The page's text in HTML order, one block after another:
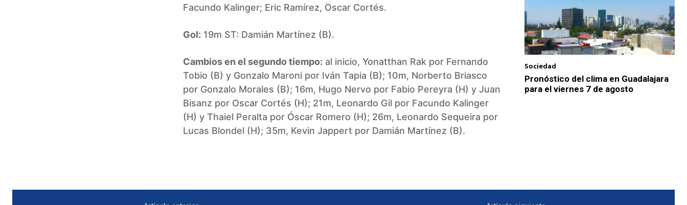
Facundo Kalinger; Eric Ramírez, Oscar Cortés.
Gol: 19m ST: Damián Martínez (B).
Cambios en el segundo tiempo: al inicio, Yonatthan Rak por Fernando
Tobio (B) y Gonzalo Maroni por Iván Tapia (B); 10m, Norberto Briasco
por Gonzalo Morales (B); 16m, Hugo Nervo por Fabio Pereyra (H) y Juan
Bisanz por Oscar Cortés (H); 21m, Leonardo Gil por Facundo Kalinger
(H) y Thaiel Peralta por Óscar Romero (H); 26m, Leonardo Sequeira por
Lucas Blondel (H); 35m, Kevin Jappert por Damián Martínez (B).
Sociedad
Pronóstico del clima en Guadalajara
para el viernes 7 de agosto